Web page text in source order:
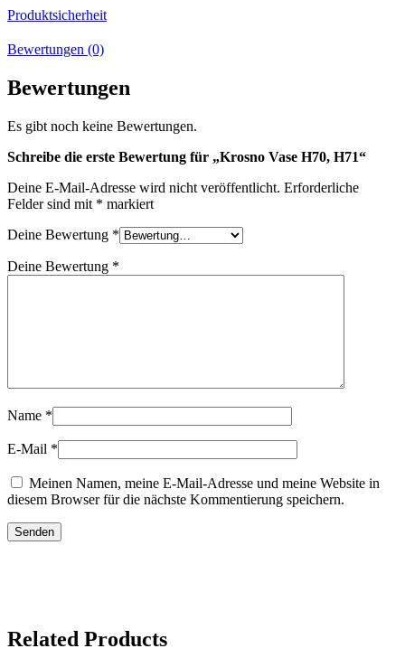
Produktsicherheit
Bewertungen (0)
Bewertungen
Es gibt noch keine Bewertungen.
Schreibe die erste Bewertung für „Krosno Vase H70, H71“
Deine E-Mail-Adresse wird nicht veröffentlicht. Erforderliche
Felder sind mit * markiert
Deine Bewertung *
Deine Bewertung *
Name *
E-Mail *
Meinen Namen, meine E-Mail-Adresse und meine Website in
diesem Browser für die nächste Kommentierung speichern.
Related Products